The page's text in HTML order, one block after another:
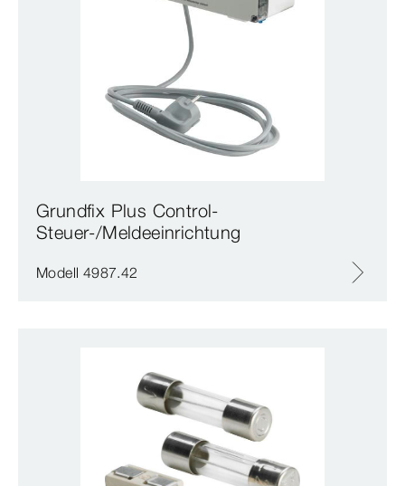
Grundfix Plus Control-
Steuer-/Meldeeinrichtung
Modell 4987.42